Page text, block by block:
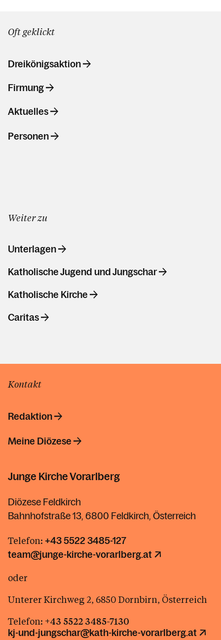
Oft geklickt
Dreikönigsaktion
Firmung
Aktuelles
Personen
Weiter zu
Unterlagen
Katholische Jugend und Jungschar
Katholische Kirche
Caritas
Kontakt
Redaktion
Meine Diözese
Junge Kirche Vorarlberg
Diözese Feldkirch
Bahnhofstraße 13, 6800 Feldkirch, Österreich
Telefon: +43 5522 3485-127
team@junge-kirche-vorarlberg.at
oder
Unterer Kirchweg 2, 6850 Dornbirn, Österreich
Telefon: +43 5522 3485-7130
kj-und-jungschar@kath-kirche-vorarlberg.at